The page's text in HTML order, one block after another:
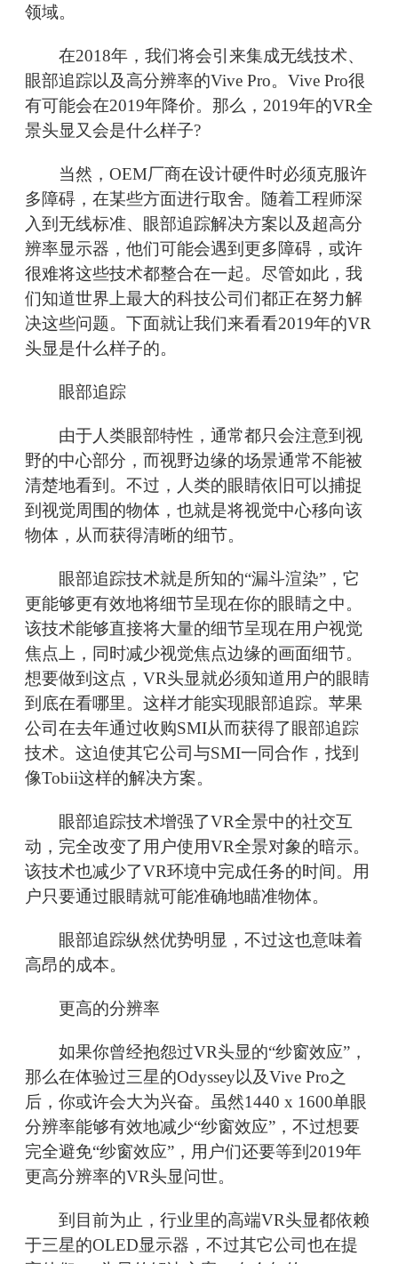
领域。
在2018年，我们将会引来集成无线技术、
眼部追踪以及高分辨率的Vive Pro。Vive Pro很
有可能会在2019年降价。那么，2019年的VR全
景头显又会是什么样子?
当然，OEM厂商在设计硬件时必须克服许
多障碍，在某些方面进行取舍。随着工程师深
入到无线标准、眼部追踪解决方案以及超高分
辨率显示器，他们可能会遇到更多障碍，或许
很难将这些技术都整合在一起。尽管如此，我
们知道世界上最大的科技公司们都正在努力解
决这些问题。下面就让我们来看看2019年的VR
头显是什么样子的。
眼部追踪
由于人类眼部特性，通常都只会注意到视
野的中心部分，而视野边缘的场景通常不能被
清楚地看到。不过，人类的眼睛依旧可以捕捉
到视觉周围的物体，也就是将视觉中心移向该
物体，从而获得清晰的细节。
眼部追踪技术就是所知的“漏斗渲染”，它
更能够更有效地将细节呈现在你的眼睛之中。
该技术能够直接将大量的细节呈现在用户视觉
焦点上，同时减少视觉焦点边缘的画面细节。
想要做到这点，VR头显就必须知道用户的眼睛
到底在看哪里。这样才能实现眼部追踪。苹果
公司在去年通过收购SMI从而获得了眼部追踪
技术。这迫使其它公司与SMI一同合作，找到
像Tobii这样的解决方案。
眼部追踪技术增强了VR全景中的社交互
动，完全改变了用户使用VR全景对象的暗示。
该技术也减少了VR环境中完成任务的时间。用
户只要通过眼睛就可能准确地瞄准物体。
眼部追踪纵然优势明显，不过这也意味着
高昂的成本。
更高的分辨率
如果你曾经抱怨过VR头显的“纱窗效应”，
那么在体验过三星的Odyssey以及Vive Pro之
后，你或许会大为兴奋。虽然1440 x 1600单眼
分辨率能够有效地减少“纱窗效应”，不过想要
完全避免“纱窗效应”，用户们还要等到2019年
更高分辨率的VR头显问世。
到目前为止，行业里的高端VR头显都依赖
于三星的OLED显示器，不过其它公司也在提